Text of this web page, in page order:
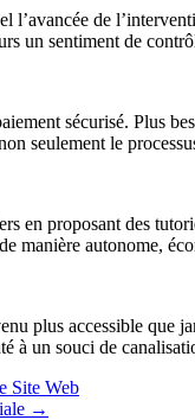
de
un sentiment de
sécurisé. Plus
seulement le
en proposant des
manière autonome,
plus accessible
un souci de
Site Web
→